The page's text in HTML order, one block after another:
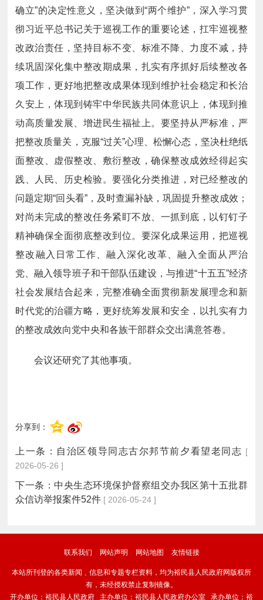
确立”的决定性意义，坚决做到“两个维护”，深入学习贯
彻习近平总书记关于巡视工作的重要论述，扛牢巡视整
改政治责任，坚持目标不变、标准不降、力度不减，持
续巩固深化集中整改期成果，扎实有序抓好后续整改各
项工作，更好地把整改成果体现到维护社会稳定和长治
久安上，体现到铸牢中华民族共同体意识上，体现到推
动高质量发展、增进民生福祉上。要坚持从严标准，严
把整改质量关，克服“过关”心理、松懈心态，坚决杜绝纸
面整改、虚假整改、敷衍整改，确保整改成效经得起实
践、人民、历史检验。要强化分类推进，对已经整改的
问题定期“回头看”，及时查漏补缺，巩固提升整改成效；
对尚未完成的整改任务紧盯不放、一抓到底，以钉钉子
精神确保全面彻底整改到位。要深化成果运用，把巡视
整改融入日常工作、融入深化改革、融入全面从严治
党、融入领导班子和干部队伍建设，与推进“十五五”经济
社会发展结合起来，完整准确全面贯彻新发展理念和新
时代党的治疆方略，更好统筹发展和安全，以扎实有力
的整改成效向党中央和各族干部群众交出满意答卷。
会议还研究了其他事项。
分享到：
上一条： 自治区领导同志古尔邦节前夕看望老同志 [
2026-05-26 ]
下一条： 中央生态环境保护督察组交办我区第十五批群
众信访举报案件52件 [ 2026-05-24 ]
联系我们 网站声明 网站地图 友情链接
本站所刊登的各类新闻﹑信息和专题专栏资料，均为裕民县人民政府网版权所
有，未经授权禁止复制镜像。
开办单位：裕民县人民政府 主办单位：裕民县人民政府办公室 承办单位：裕